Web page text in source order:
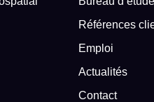
Références
Emploi
Actualités
Contact